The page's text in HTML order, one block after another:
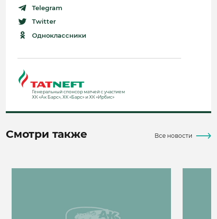
Telegram
Twitter
Одноклассники
Генеральный спонсор матчей с участием
ХК «Ак Барс», ХК «Барс» и ХК «Ирбис»
Смотри также Все новости